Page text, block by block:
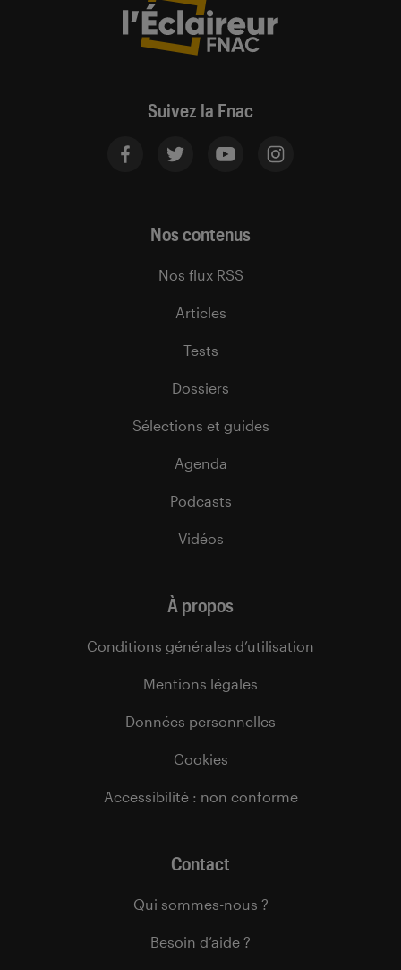
Suivez la Fnac
Nos contenus
Nos flux RSS
Articles
Tests
Dossiers
Sélections et guides
Agenda
Podcasts
Vidéos
À propos
Conditions générales d’utilisation
Mentions légales
Données personnelles
Cookies
Accessibilité : non conforme
Contact
Qui sommes-nous ?
Besoin d’aide ?